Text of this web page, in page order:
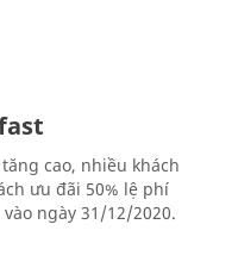
cao, nhiều khách
ưu đãi 50% lệ phí
ngày 31/12/2020.